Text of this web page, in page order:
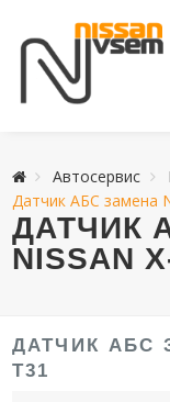
Автосервис
Датчик АБС замена
ДАТЧИК
NISSAN
ДАТЧИК АБС
T31